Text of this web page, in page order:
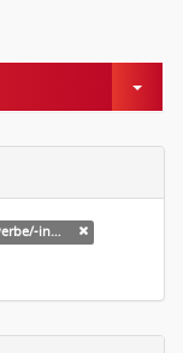
Brancheswerpunkt: Baugewerbe/-industrie